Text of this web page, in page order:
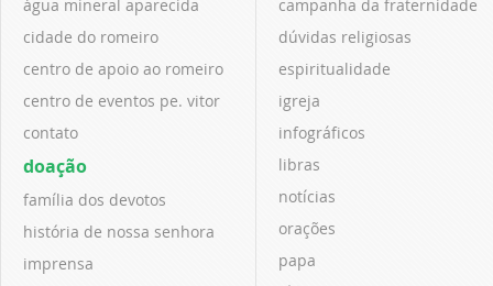
água mineral aparecida
cidade do romeiro
centro de apoio ao romeiro
centro de eventos pe. vitor
contato
doação
família dos devotos
história de nossa senhora
imprensa
campanha da fraternidade
dúvidas religiosas
espiritualidade
igreja
infográficos
libras
notícias
orações
papa